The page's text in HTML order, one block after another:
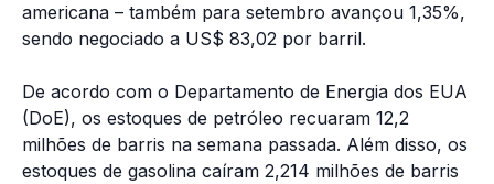
americana – também para setembro avançou 1,35%,
sendo negociado a US$ 83,02 por barril.
De acordo com o Departamento de Energia dos EUA
(DoE), os estoques de petróleo recuaram 12,2
milhões de barris na semana passada. Além disso, os
estoques de gasolina caíram 2,214 milhões de barris